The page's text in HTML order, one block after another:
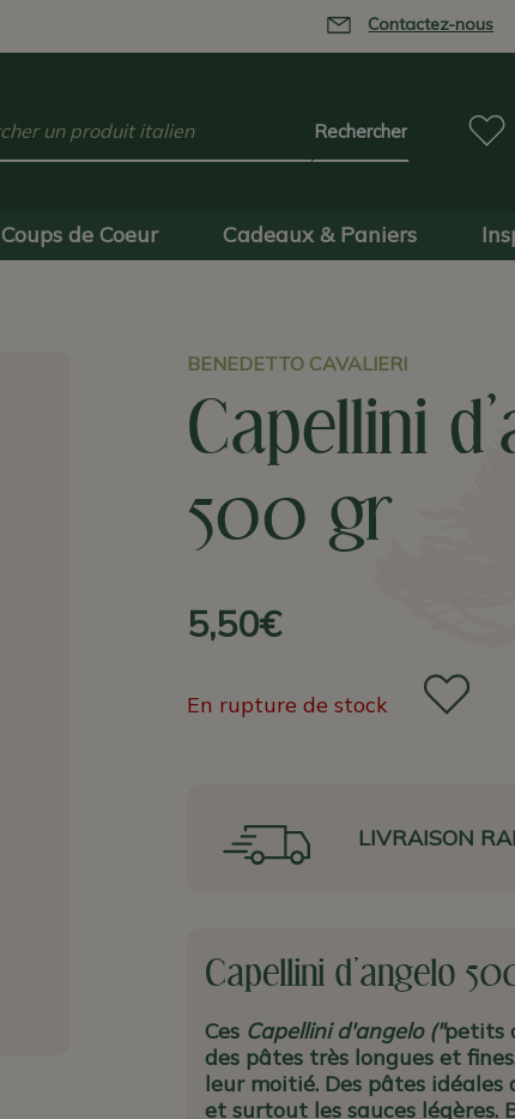
Contactez-nous
Coups de Coeur Cadeaux & Paniers
BENEDETTO CAVALIERI
Capellini
500 gr
5,50€
En rupture de stock
LIVRAISON
Capellini d'angelo
Ces Capellini d'angelo ("petits
des pâtes très longues et
leur moitié. Des pâtes idéales
et surtout les sauces légères.